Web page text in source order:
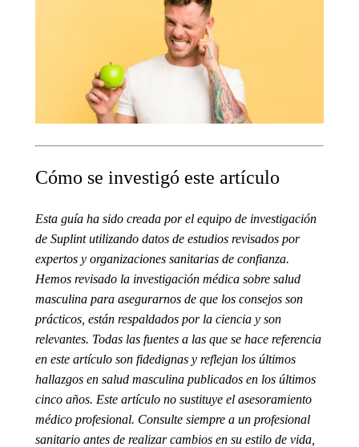
Cómo se investigó este artículo
Esta guía ha sido creada por el equipo de investigación
de Suplint utilizando datos de estudios revisados por
expertos y organizaciones sanitarias de confianza.
Hemos revisado la investigación médica sobre salud
masculina para asegurarnos de que los consejos son
prácticos, están respaldados por la ciencia y son
relevantes. Todas las fuentes a las que se hace referencia
en este artículo son fidedignas y reflejan los últimos
hallazgos en salud masculina publicados en los últimos
cinco años. Este artículo no sustituye el asesoramiento
médico profesional. Consulte siempre a un profesional
sanitario antes de realizar cambios en su estilo de vida,